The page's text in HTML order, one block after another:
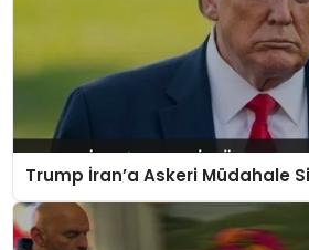
Trump İran’a Askeri Müdahale